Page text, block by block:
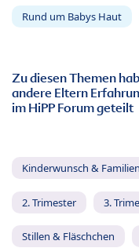
Rund um Babys Haut
Zu diesen Themen
andere Eltern
im HiPP Forum geteilt
Kinderwunsch &
2. Trimester 3.
Stillen & Fläschchen